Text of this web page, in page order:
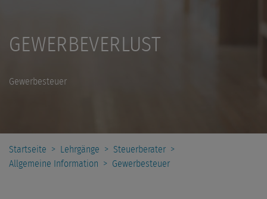
GEWERBEVERLUST
Gewerbesteuer
Startseite > Lehrgänge > Steuerberater >
Allgemeine Information
> Gewerbesteuer